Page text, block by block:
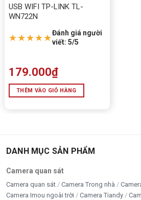
USB WIFI TP-LINK TL-
WN722N
★★★★★Đánh giá người
viết: 5/5
179.000₫
THÊM VÀO GIỎ HÀNG
DANH MỤC SẢN PHẨM
Camera quan sát
Camera quan sát Camera Trong nhà
Camera Imou ngoài trời
Camera Tiandy